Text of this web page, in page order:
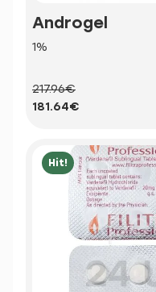
Androgel
1%
217.96€
181.64€
Hit!